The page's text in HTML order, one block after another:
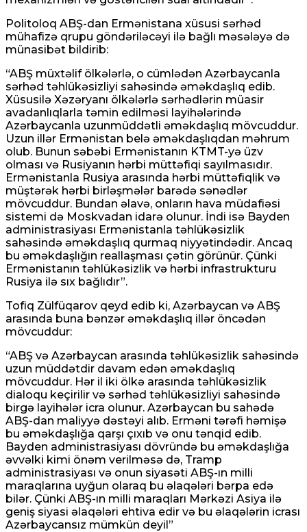
Politoloq ABŞ-dan Ermənistana xüsusi sərhəd
mühafizə qrupu göndəriləcəyi ilə bağlı məsələyə də
münasibət bildirib:
“ABŞ müxtəlif ölkələrlə, o cümlədən Azərbaycanla
sərhəd təhlükəsizliyi sahəsində əməkdaşlıq edib.
Xüsusilə Xəzəryanı ölkələrlə sərhədlərin müasir
avadanlıqlarla təmin edilməsi layihələrində
Azərbaycanla uzunmüddətli əməkdaşlıq mövcuddur.
Uzun illər Ermənistan belə əməkdaşlıqdan məhrum
olub. Bunun səbəbi Ermənistanın KTMT-yə üzv
olması və Rusiyanın hərbi müttəfiqi sayılmasıdır.
Ermənistanla Rusiya arasında hərbi müttəfiqlik və
müştərək hərbi birləşmələr barədə sənədlər
mövcuddur. Bundan əlavə, onların hava müdafiəsi
sistemi də Moskvadan idarə olunur. İndi isə Bayden
administrasiyası Ermənistanla təhlükəsizlik
sahəsində əməkdaşlıq qurmaq niyyətindədir. Ancaq
bu əməkdaşlığın reallaşması çətin görünür. Çünki
Ermənistanın təhlükəsizlik və hərbi infrastrukturu
Rusiya ilə sıx bağlıdır”.
Tofiq Zülfüqarov qeyd edib ki, Azərbaycan və ABŞ
arasında buna bənzər əməkdaşlıq illər öncədən
mövcuddur:
“ABŞ və Azərbaycan arasında təhlükəsizlik sahəsində
uzun müddətdir davam edən əməkdaşlıq
mövcuddur. Hər il iki ölkə arasında təhlükəsizlik
dialoqu keçirilir və sərhəd təhlükəsizliyi sahəsində
birgə layihələr icra olunur. Azərbaycan bu sahədə
ABŞ-dan maliyyə dəstəyi alıb. Erməni tərəfi həmişə
bu əməkdaşlığa qarşı çıxıb və onu tənqid edib.
Bayden administrasiyası dövründə bu əməkdaşlığa
əvvəlki kimi önəm verilməsə də, Tramp
administrasiyası və onun siyasəti ABŞ-ın milli
maraqlarına uyğun olaraq bu əlaqələri bərpa edə
bilər. Çünki ABŞ-ın milli maraqları Mərkəzi Asiya ilə
geniş siyasi əlaqələri ehtiva edir və bu əlaqələrin icrası
Azərbaycansız mümkün deyil”